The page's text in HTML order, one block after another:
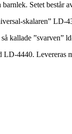
Setet består
skalaren”
kallade
4440. Levereras